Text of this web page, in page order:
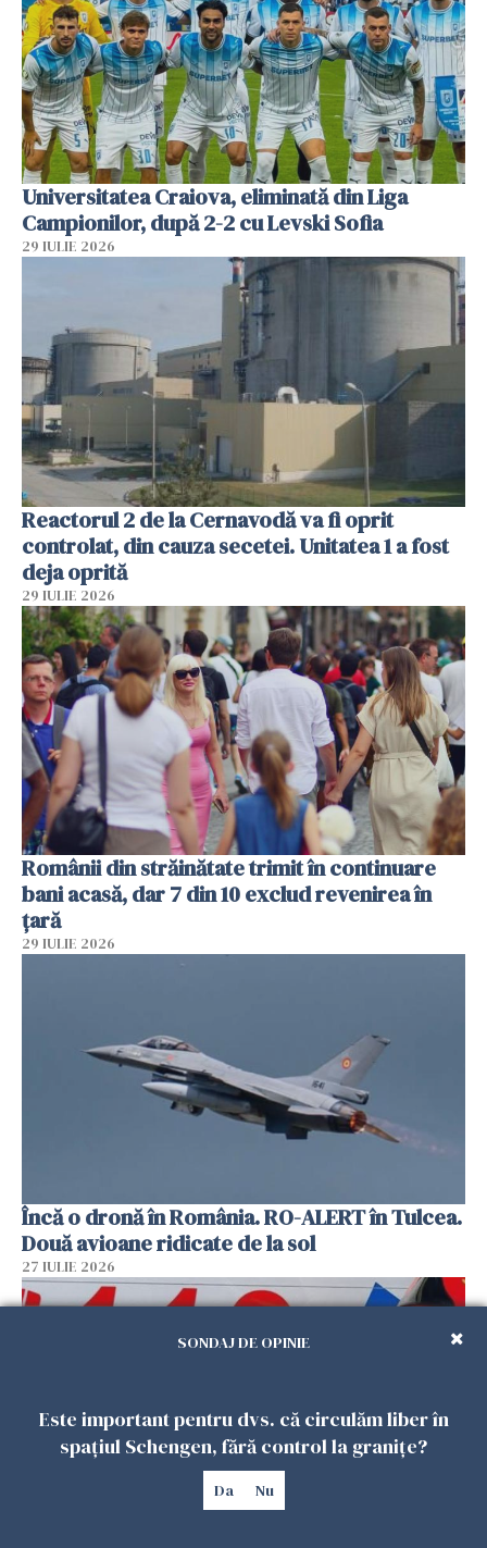
Universitatea Craiova, eliminată din Liga
Campionilor, după 2-2 cu Levski Sofia
29 IULIE 2026
Reactorul 2 de la Cernavodă va fi oprit
controlat, din cauza secetei. Unitatea 1 a fost
deja oprită
29 IULIE 2026
Românii din străinătate trimit în continuare
bani acasă, dar 7 din 10 exclud revenirea în
țară
29 IULIE 2026
Încă o dronă în România. RO-ALERT în Tulcea.
Două avioane ridicate de la sol
27 IULIE 2026
SONDAJ DE OPINIE
Este important pentru dvs. că circulăm liber în
spațiul Schengen, fără control la granițe?
Da Nu